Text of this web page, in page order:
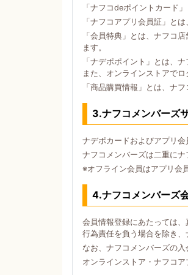
「ナフコdeポイントカード
「ナフコアプリ会員証」と
「会員特典」とは、ナフコ
ます。
「ナデポポイント」とは、
また、オンラインストアで
「商品購買情報」とは、ナ
3.ナフコメンバーズ
ナデポカードおよびアプリ
ナフコメンバーズは二重にナ
※オフライン会員はアプリ会
4.ナフコメンバーズ
会員情報登録にあたっては
行為責任を負う場合を除き、
なお、ナフコメンバーズの
オンラインストア・ナフコ